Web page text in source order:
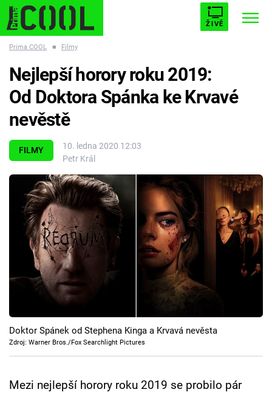
ŽIVĚ
ESCAPE PLNEJ KOTEL AVENGERS 5
Témata
Filmy
Seriály
Hry
Cool Esport
Pořady
TV Program
Prima COOL ■ Filmy
FILMY
10. ledna 2020 12:03
Petr Král
Nejlepší horory roku 2019:
Od Doktora Spánka ke Krvavé
nevěstě
Doktor Spánek od Stephena Kinga a Krvavá nevěsta
Zdroj: Warner Bros./Fox Searchlight Pictures
Mezi nejlepší horory roku 2019 se probilo pár